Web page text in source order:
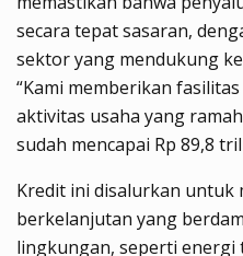
secara tepat sasaran,
sektor yang mendukung
“Kami memberikan
aktivitas usaha yang
sudah mencapai Rp 89,8
Kredit ini disalurkan
berkelanjutan yang
lingkungan, seperti